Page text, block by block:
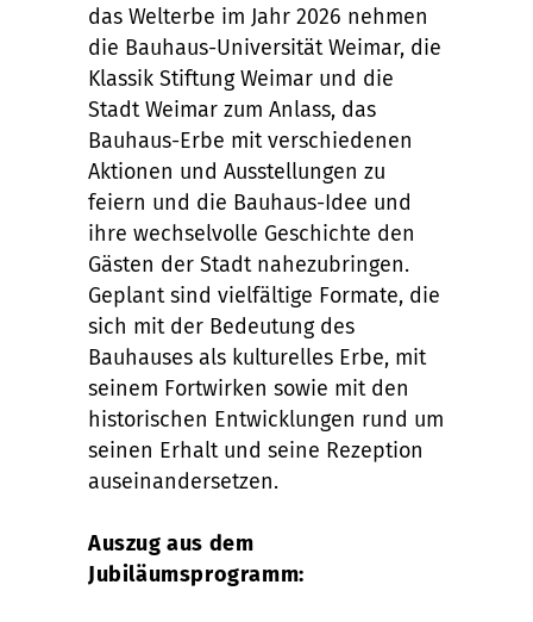
das Welterbe im Jahr 2026 nehmen
die Bauhaus-Universität Weimar, die
Klassik Stiftung Weimar und die
Stadt Weimar zum Anlass, das
Bauhaus-Erbe mit verschiedenen
Aktionen und Ausstellungen zu
feiern und die Bauhaus-Idee und
ihre wechselvolle Geschichte den
Gästen der Stadt nahezubringen.
Geplant sind vielfältige Formate, die
sich mit der Bedeutung des
Bauhauses als kulturelles Erbe, mit
seinem Fortwirken sowie mit den
historischen Entwicklungen rund um
seinen Erhalt und seine Rezeption
auseinandersetzen.
Auszug aus dem
Jubiläumsprogramm: